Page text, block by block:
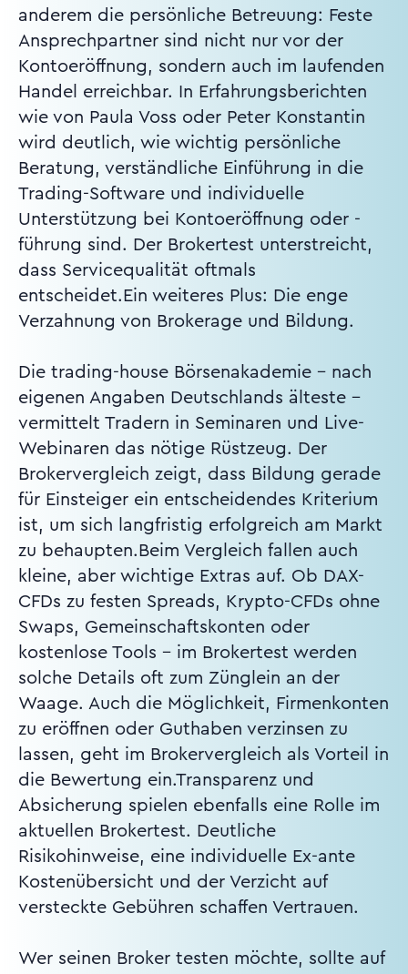
anderem die persönliche Betreuung: Feste
Ansprechpartner sind nicht nur vor der
Kontoeröffnung, sondern auch im laufenden
Handel erreichbar. In Erfahrungsberichten
wie von Paula Voss oder Peter Konstantin
wird deutlich, wie wichtig persönliche
Beratung, verständliche Einführung in die
Trading-Software und individuelle
Unterstützung bei Kontoeröffnung oder -
führung sind. Der Brokertest unterstreicht,
dass Servicequalität oftmals
entscheidet.Ein weiteres Plus: Die enge
Verzahnung von Brokerage und Bildung.
Die trading-house Börsenakademie – nach
eigenen Angaben Deutschlands älteste –
vermittelt Tradern in Seminaren und Live-
Webinaren das nötige Rüstzeug. Der
Brokervergleich zeigt, dass Bildung gerade
für Einsteiger ein entscheidendes Kriterium
ist, um sich langfristig erfolgreich am Markt
zu behaupten.Beim Vergleich fallen auch
kleine, aber wichtige Extras auf. Ob DAX-
CFDs zu festen Spreads, Krypto-CFDs ohne
Swaps, Gemeinschaftskonten oder
kostenlose Tools – im Brokertest werden
solche Details oft zum Zünglein an der
Waage. Auch die Möglichkeit, Firmenkonten
zu eröffnen oder Guthaben verzinsen zu
lassen, geht im Brokervergleich als Vorteil in
die Bewertung ein.Transparenz und
Absicherung spielen ebenfalls eine Rolle im
aktuellen Brokertest. Deutliche
Risikohinweise, eine individuelle Ex-ante
Kostenübersicht und der Verzicht auf
versteckte Gebühren schaffen Vertrauen.
Wer seinen Broker testen möchte, sollte auf